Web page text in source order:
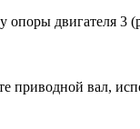
опоры двигателя 3 (
приводной вал,